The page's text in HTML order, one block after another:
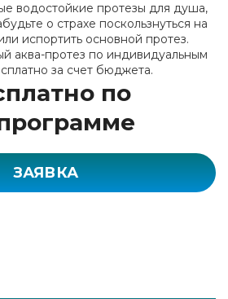
водостойкие протезы для душа,
о страхе поскользнуться на
испортить основной протез.
аква-протез по индивидуальным
за счет бюджета.
по
ЗАЯВКА